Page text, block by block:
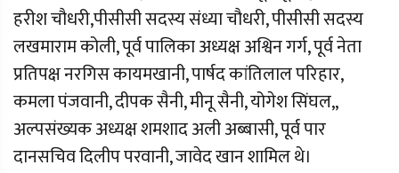
हरीश चौधरी,पीसीसी सदस्य संध्या चौधरी, पीसीसी सदस्य
लखमाराम कोली, पूर्व पालिका अध्यक्ष अश्विन गर्ग, पूर्व नेता
प्रतिपक्ष नरगिस कायमखानी, पार्षद कांतिलाल परिहार,
कमला पंजवानी, दीपक सैनी, मीनू सैनी, योगेश सिंघल,,
अल्पसंख्यक अध्यक्ष शमशाद अली अब्बासी, पूर्व पार
दानसचिव दिलीप परवानी, जावेद खान शामिल थे।